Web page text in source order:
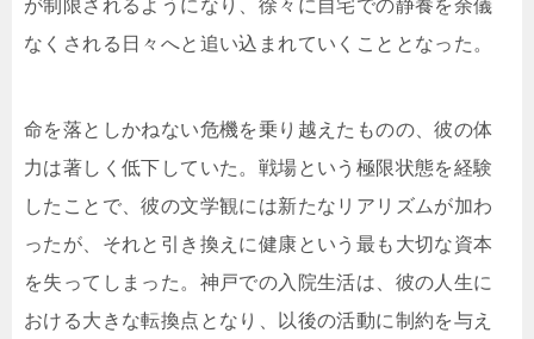
が制限されるようになり、徐々に自宅での静養を余儀
なくされる日々へと追い込まれていくこととなった。
命を落としかねない危機を乗り越えたものの、彼の体
力は著しく低下していた。戦場という極限状態を経験
したことで、彼の文学観には新たなリアリズムが加わ
ったが、それと引き換えに健康という最も大切な資本
を失ってしまった。神戸での入院生活は、彼の人生に
おける大きな転換点となり、以後の活動に制約を与え